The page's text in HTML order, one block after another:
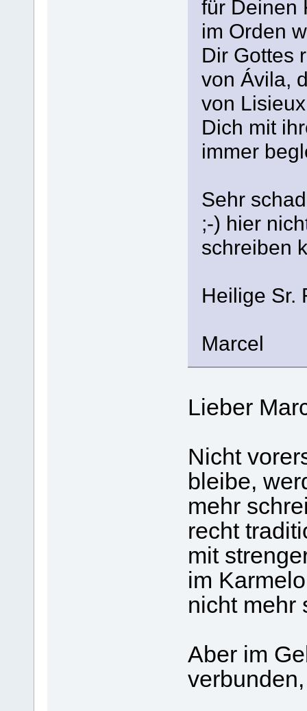
für Deinen
im Orden
Dir Gottes
von Ávila,
von
Dich mit
immer
Sehr
;-) hier
schreiben
Heilige Sr.
Marcel
Lieber
Nicht
bleibe,
mehr
recht
mit
im
nicht mehr
Aber im